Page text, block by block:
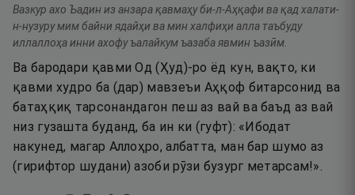
Вазкур ахо Ъадин из анзара қавмаҳу би-л-Аҳқафи ва қад халати-
н-нузуру мим байни ядайҳи ва мин халфиҳи алла таъбуду
иллаллоҳа инни ахофу ъалайкум ъазаба явмин ъазӣм.
Ва бародари қавми Од (Ҳуд)-ро ёд кун, вақто, ки
қавми худро ба (дар) мавзеъи Аҳқоф битарсонид ва
батаҳқиқ тарсонандагон пеш аз вай ва баъд аз вай
низ гузашта буданд, ба ин ки (гуфт): «Ибодат
накунед, магар Аллоҳро, албатта, ман бар шумо аз
(гирифтор шудани) азоби рӯзи бузург метарсам!».